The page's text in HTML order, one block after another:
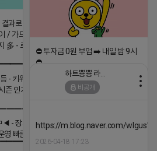
과로 보여드립
/ 가드 / 자몽 등
多 - 로직변화,
▶쿠팡◀
- 키워드 검색
인기 키워드
◀ - 장기 협업 파
빠른 피드백
(카
⛔️ 투자금 0원 부업 ➡️ 내일 밤 9시
⛔️
2026-04-18 17:23
하트뿅뿅 라이언
비공개
https://m.blog.naver.com/
2026-04-18 17:23